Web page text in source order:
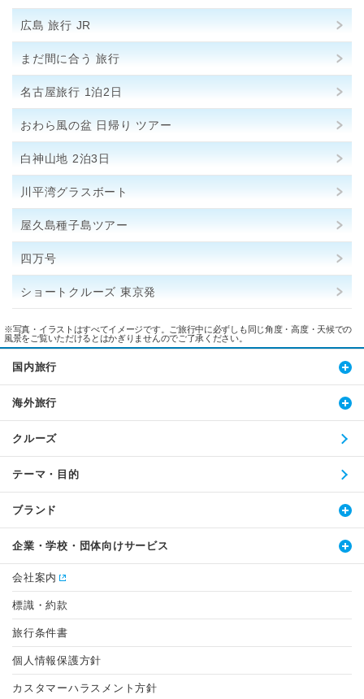
広島 旅行 JR
まだ間に合う 旅行
名古屋旅行 1泊2日
おわら風の盆 日帰り ツアー
白神山地 2泊3日
川平湾グラスボート
屋久島種子島ツアー
四万号
ショートクルーズ 東京発
※写真・イラストはすべてイメージです。ご旅行中に必ずしも同じ角度・高度・天候での
風景をご覧いただけるとはかぎりませんのでご了承ください。
国内旅行
海外旅行
クルーズ
テーマ・目的
ブランド
企業・学校・団体向けサービス
会社案内
標識・約款
旅行条件書
個人情報保護方針
カスタマーハラスメント方針